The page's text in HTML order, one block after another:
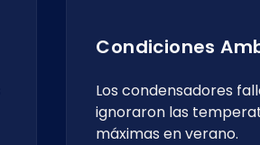
Condiciones
Los condensadores
ignoraron las
máximas en verano.